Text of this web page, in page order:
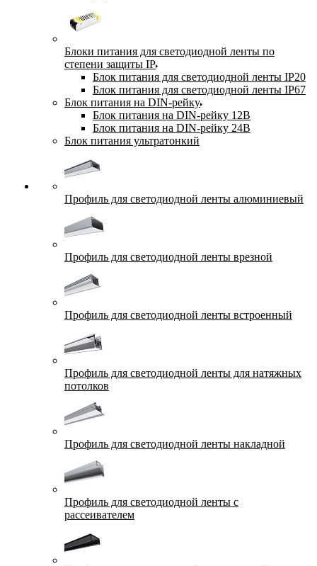
Блоки питания для светодиодной ленты по
степени защиты IP
Блок питания для светодиодной ленты IP20
Блок питания для светодиодной ленты IP67
Блок питания на DIN-рейку
Блок питания на DIN-рейку 12В
Блок питания на DIN-рейку 24В
Блок питания ультратонкий
Профиль для светодиодной ленты алюминиевый
Профиль для светодиодной ленты врезной
Профиль для светодиодной ленты встроенный
Профиль для светодиодной ленты для натяжных
потолков
Профиль для светодиодной ленты накладной
Профиль для светодиодной ленты с
рассеивателем